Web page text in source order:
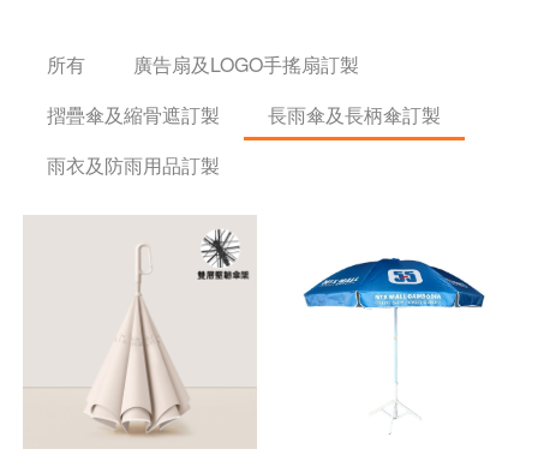
所有
廣告扇及LOGO手搖扇訂製
摺疊傘及縮骨遮訂製
長雨傘及長柄傘訂製
雨衣及防雨用品訂製